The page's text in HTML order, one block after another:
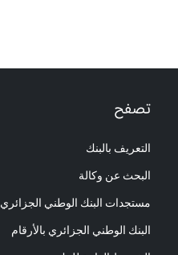
تصفح
التعريف بالبنك
البحث عن وكالة
مستجدات البنك الوطني الجزائري
البنك الوطني الجزائري بالأرقام